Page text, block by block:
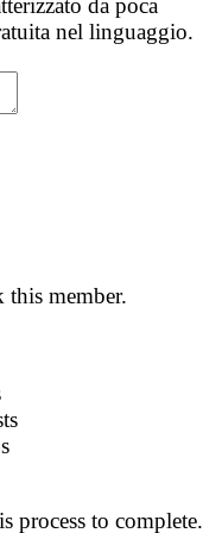
da poca
nel linguaggio.
member.
process to complete.